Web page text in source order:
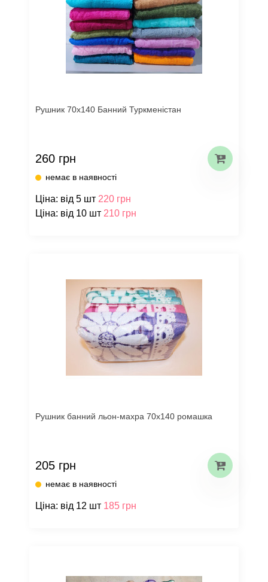
Рушник 70х140 Банний Туркменістан
260 грн
немає в наявності
Ціна: від 5 шт 220 грн
Ціна: від 10 шт 210 грн
Рушник банний льон-махра 70х140 ромашка
205 грн
немає в наявності
Ціна: від 12 шт 185 грн